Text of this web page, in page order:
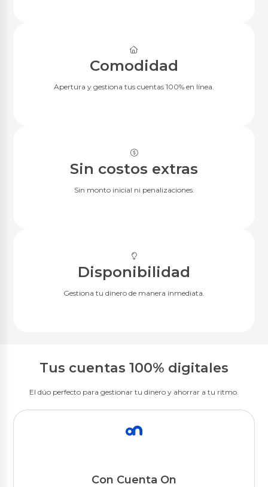
Inversiones Rentaplazos
BGR Rentaplazos
Servicios
Seguros
Tarjetas de Crédito
Seguros
Noticias
Comodidad
Apertura y gestiona tus cuentas 100% en línea.
Sin costos extras
Sin monto inicial ni penalizaciones.
Disponibilidad
Gestiona tu dinero de manera inmediata.
Tus cuentas 100% digitales
El dúo perfecto para gestionar tu dinero y ahorrar a tu ritmo.
Con Cuenta On